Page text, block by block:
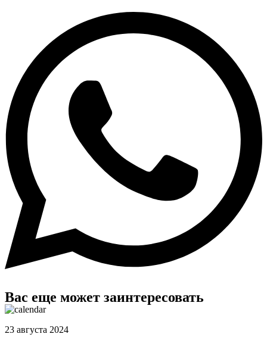
Вас еще может заинтересовать
23 августа 2024